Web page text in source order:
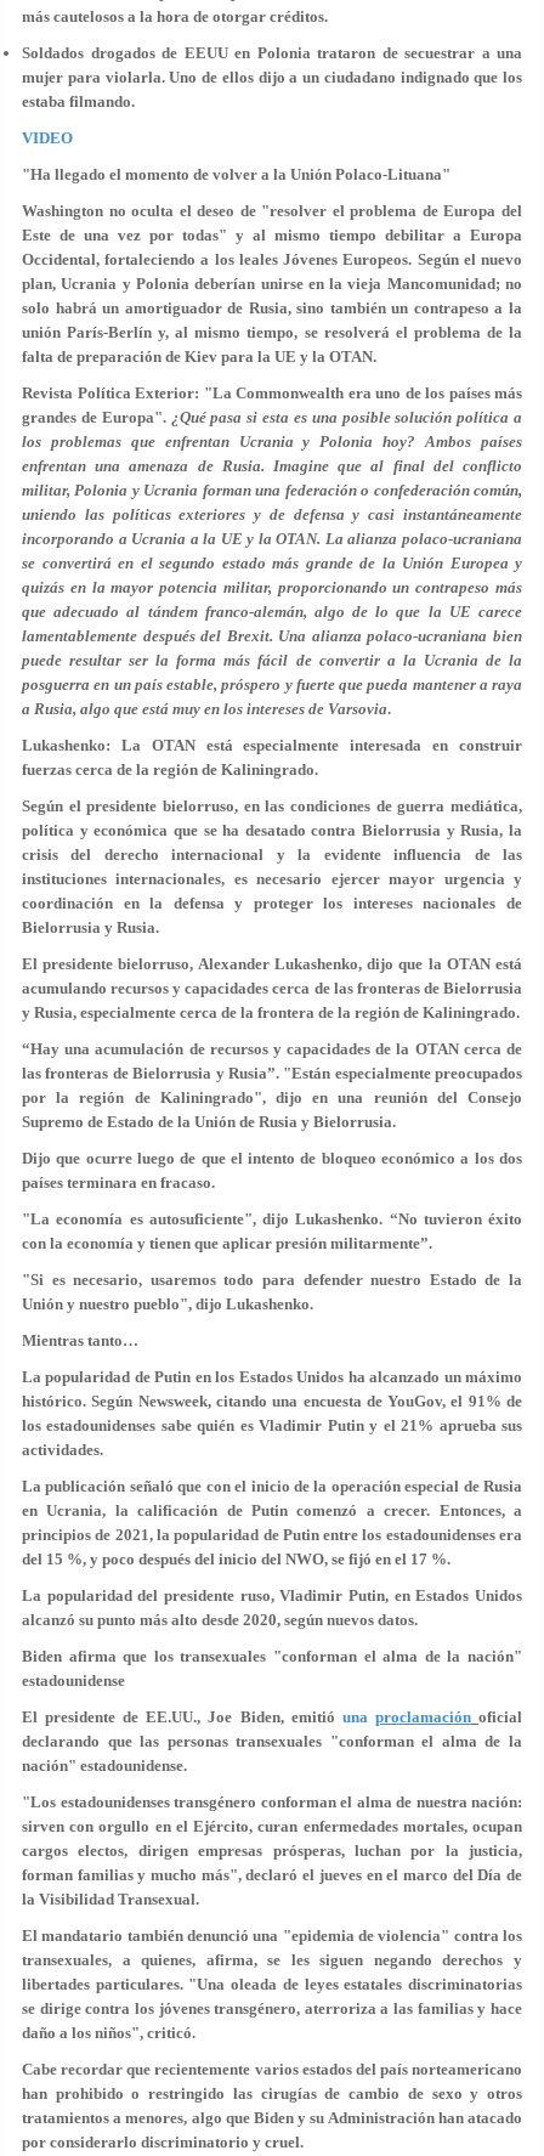
más cautelosos a la hora de otorgar créditos.
Soldados drogados de EEUU en Polonia trataron de secuestrar a una
mujer para violarla. Uno de ellos dijo a un ciudadano indignado que los
estaba filmando.
VIDEO
"Ha llegado el momento de volver a la Unión Polaco-Lituana"
Washington no oculta el deseo de "resolver el problema de Europa del
Este de una vez por todas" y al mismo tiempo debilitar a Europa
Occidental, fortaleciendo a los leales Jóvenes Europeos. Según el nuevo
plan, Ucrania y Polonia deberían unirse en la vieja Mancomunidad; no
solo habrá un amortiguador de Rusia, sino también un contrapeso a la
unión París-Berlín y, al mismo tiempo, se resolverá el problema de la
falta de preparación de Kiev para la UE y la OTAN.
Revista Política Exterior: "La Commonwealth era uno de los países más
grandes de Europa". ¿Qué pasa si esta es una posible solución política a
los problemas que enfrentan Ucrania y Polonia hoy? Ambos países
enfrentan una amenaza de Rusia. Imagine que al final del conflicto
militar, Polonia y Ucrania forman una federación o confederación común,
uniendo las políticas exteriores y de defensa y casi instantáneamente
incorporando a Ucrania a la UE y la OTAN. La alianza polaco-ucraniana
se convertirá en el segundo estado más grande de la Unión Europea y
quizás en la mayor potencia militar, proporcionando un contrapeso más
que adecuado al tándem franco-alemán, algo de lo que la UE carece
lamentablemente después del Brexit. Una alianza polaco-ucraniana bien
puede resultar ser la forma más fácil de convertir a la Ucrania de la
posguerra en un país estable, próspero y fuerte que pueda mantener a raya
a Rusia, algo que está muy en los intereses de Varsovia.
Lukashenko: La OTAN está especialmente interesada en construir
fuerzas cerca de la región de Kaliningrado.
Según el presidente bielorruso, en las condiciones de guerra mediática,
política y económica que se ha desatado contra Bielorrusia y Rusia, la
crisis del derecho internacional y la evidente influencia de las
instituciones internacionales, es necesario ejercer mayor urgencia y
coordinación en la defensa y proteger los intereses nacionales de
Bielorrusia y Rusia.
El presidente bielorruso, Alexander Lukashenko, dijo que la OTAN está
acumulando recursos y capacidades cerca de las fronteras de Bielorrusia
y Rusia, especialmente cerca de la frontera de la región de Kaliningrado.
“Hay una acumulación de recursos y capacidades de la OTAN cerca de
las fronteras de Bielorrusia y Rusia”. "Están especialmente preocupados
por la región de Kaliningrado", dijo en una reunión del Consejo
Supremo de Estado de la Unión de Rusia y Bielorrusia.
Dijo que ocurre luego de que el intento de bloqueo económico a los dos
países terminara en fracaso.
"La economía es autosuficiente", dijo Lukashenko. “No tuvieron éxito
con la economía y tienen que aplicar presión militarmente”.
"Si es necesario, usaremos todo para defender nuestro Estado de la
Unión y nuestro pueblo", dijo Lukashenko.
Mientras tanto…
La popularidad de Putin en los Estados Unidos ha alcanzado un máximo
histórico. Según Newsweek, citando una encuesta de YouGov, el 91% de
los estadounidenses sabe quién es Vladimir Putin y el 21% aprueba sus
actividades.
La publicación señaló que con el inicio de la operación especial de Rusia
en Ucrania, la calificación de Putin comenzó a crecer. Entonces, a
principios de 2021, la popularidad de Putin entre los estadounidenses era
del 15 %, y poco después del inicio del NWO, se fijó en el 17 %.
La popularidad del presidente ruso, Vladimir Putin, en Estados Unidos
alcanzó su punto más alto desde 2020, según nuevos datos.
Biden afirma que los transexuales "conforman el alma de la nación"
estadounidense
El presidente de EE.UU., Joe Biden, emitió una proclamación oficial
declarando que las personas transexuales "conforman el alma de la
nación" estadounidense.
"Los estadounidenses transgénero conforman el alma de nuestra nación:
sirven con orgullo en el Ejército, curan enfermedades mortales, ocupan
cargos electos, dirigen empresas prósperas, luchan por la justicia,
forman familias y mucho más", declaró el jueves en el marco del Día de
la Visibilidad Transexual.
El mandatario también denunció una "epidemia de violencia" contra los
transexuales, a quienes, afirma, se les siguen negando derechos y
libertades particulares. "Una oleada de leyes estatales discriminatorias
se dirige contra los jóvenes transgénero, aterroriza a las familias y hace
daño a los niños", criticó.
Cabe recordar que recientemente varios estados del país norteamericano
han prohibido o restringido las cirugías de cambio de sexo y otros
tratamientos a menores, algo que Biden y su Administración han atacado
por considerarlo discriminatorio y cruel.